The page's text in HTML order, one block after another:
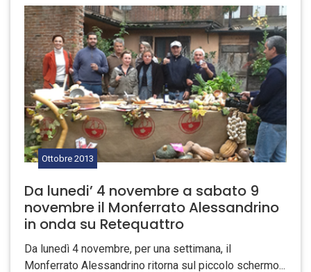
Ottobre 2013
Da lunedi’ 4 novembre a sabato 9
novembre il Monferrato Alessandrino
in onda su Retequattro
Da lunedì 4 novembre, per una settimana, il
Monferrato Alessandrino ritorna sul piccolo schermo...